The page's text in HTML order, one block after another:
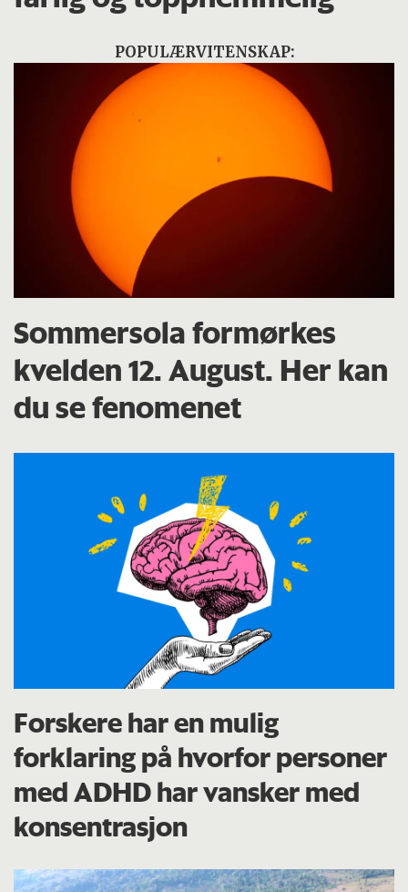
POPULÆRVITENSKAP:
Sommersola formørkes
kvelden 12. August. Her kan
du se fenomenet
Forskere har en mulig
forklaring på hvorfor personer
med ADHD har vansker med
konsentrasjon